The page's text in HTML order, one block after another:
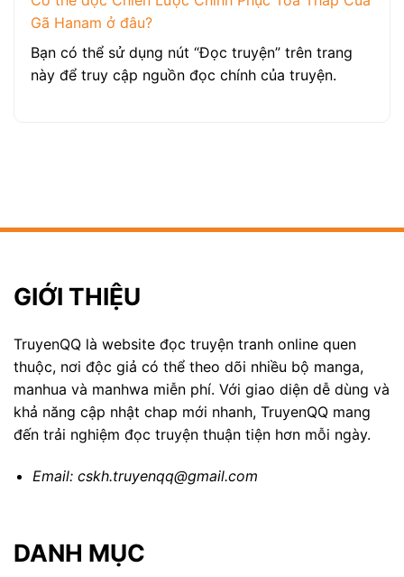
Gã Hanam ở đâu?
Bạn có thể sử dụng nút “Đọc truyện” trên trang
này để truy cập nguồn đọc chính của truyện.
GIỚI THIỆU
TruyenQQ là website đọc truyện tranh online quen
thuộc, nơi độc giả có thể theo dõi nhiều bộ manga,
manhua và manhwa miễn phí. Với giao diện dễ dùng và
khả năng cập nhật chap mới nhanh, TruyenQQ mang
đến trải nghiệm đọc truyện thuận tiện hơn mỗi ngày.
Email: cskh.truyenqq@gmail.com
DANH MỤC